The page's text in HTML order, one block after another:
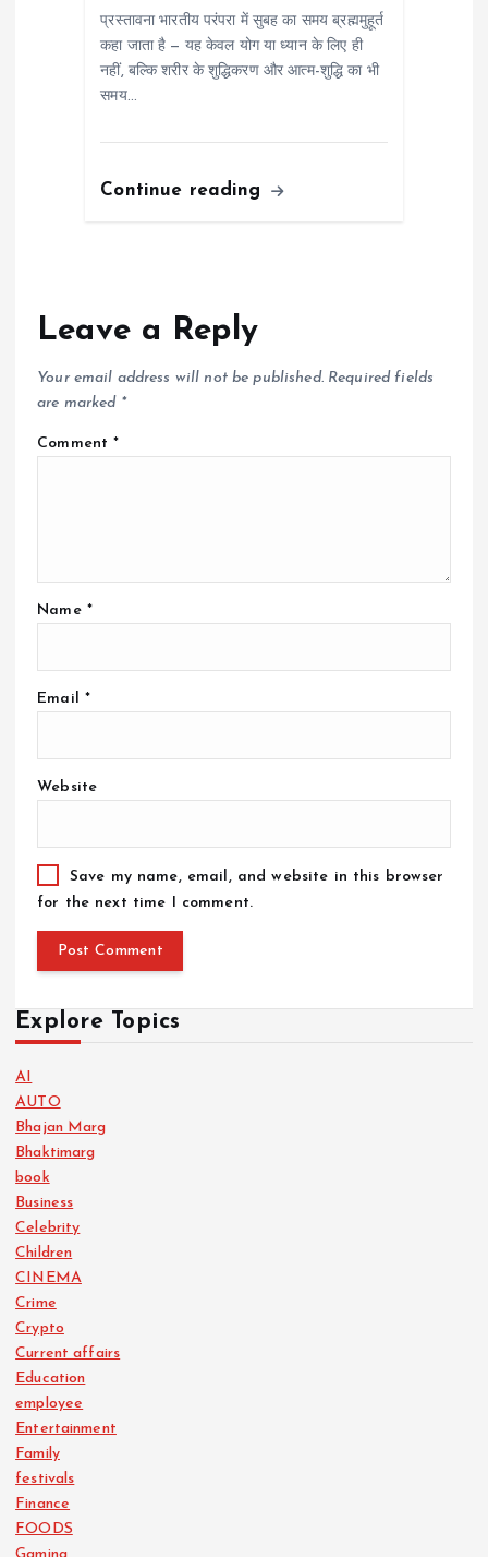
प्रस्तावना भारतीय परंपरा में सुबह का समय ब्रह्ममुहूर्त
कहा जाता है — यह केवल योग या ध्यान के लिए ही
नहीं, बल्कि शरीर के शुद्धिकरण और आत्म-शुद्धि का भी
समय…
Continue reading
Leave a Reply
Your email address will not be published. Required fields
are marked *
Comment*
Name *
Email *
Website
Save my name, email, and website in this browser
for the next time I comment.
Explore Topics
AI
AUTO
Bhajan Marg
Bhaktimarg
book
Business
Celebrity
Children
CINEMA
Crime
Crypto
Current affairs
Education
employee
Entertainment
Family
festivals
Finance
FOODS